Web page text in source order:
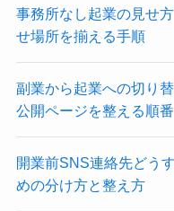
事務所なし起業の見せ
せ場所を揃える手順
副業から起業への切り
公開ページを整える順番
開業前SNS連絡先どう
めの分け方と整え方